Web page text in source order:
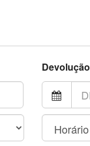
Devolução